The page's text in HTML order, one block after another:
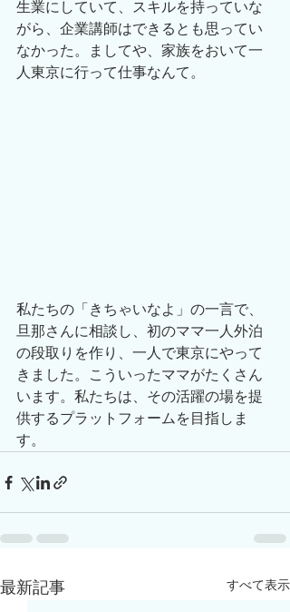
生業にしていて、スキルを持っていな
がら、企業講師はできるとも思ってい
なかった。ましてや、家族をおいて一
人東京に行って仕事なんて。
私たちの「きちゃいなよ」の一言で、
旦那さんに相談し、初のママ一人外泊
の段取りを作り、一人で東京にやって
きました。こういったママがたくさん
います。私たちは、その活躍の場を提
供するプラットフォームを目指しま
す。
最新記事 すべて表示